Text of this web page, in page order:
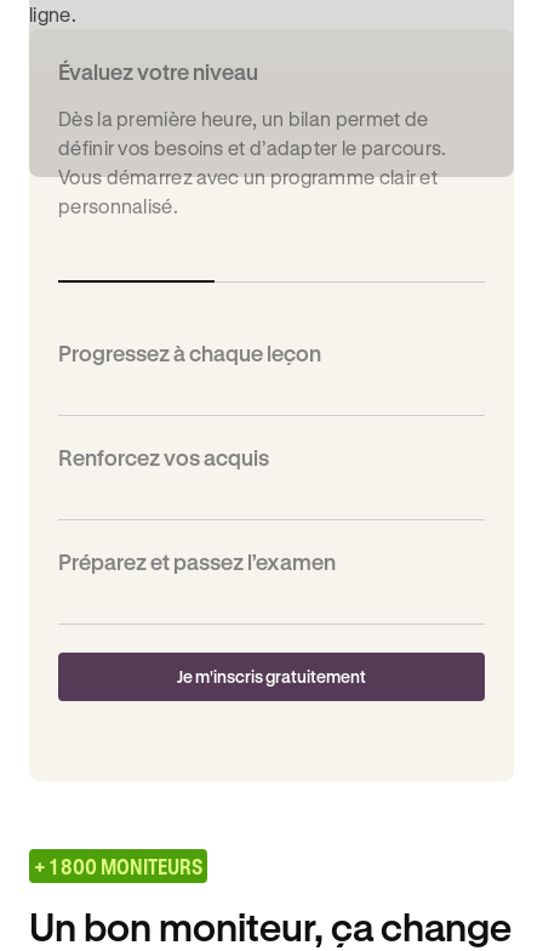
ligne.
Évaluez votre niveau
Dès la première heure, un bilan permet de
définir vos besoins et d’adapter le parcours.
Vous démarrez avec un programme clair et
personnalisé.
Progressez à chaque leçon
Renforcez vos acquis
Préparez et passez l’examen
Je m'inscris gratuitement
+ 1 800 MONITEURS
Un bon moniteur, ça change